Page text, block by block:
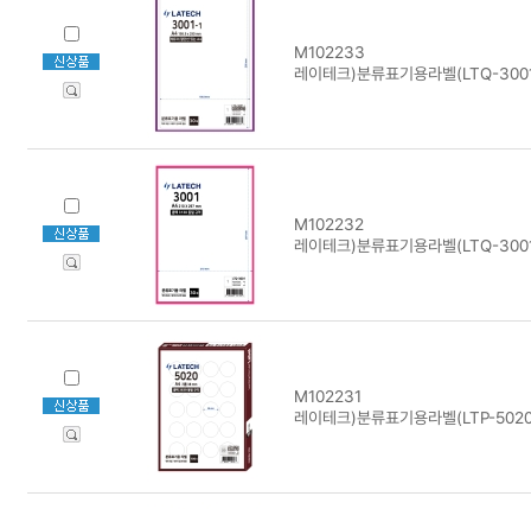
M102233
레이테크)분류표기용라벨(LTQ-
M102232
레이테크)분류표기용라벨(LTQ-
M102231
레이테크)분류표기용라벨(LTP-